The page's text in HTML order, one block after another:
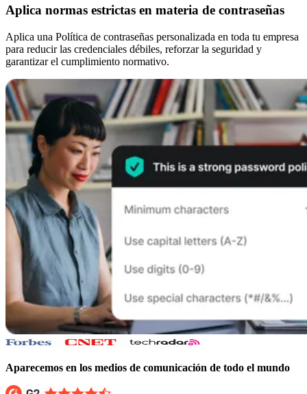
Aplica normas estrictas en materia de contraseñas
Aplica una Política de contraseñas personalizada en toda tu empresa
para reducir las credenciales débiles, reforzar la seguridad y
garantizar el cumplimiento normativo.
Aparecemos en los medios de comunicación de todo el mundo